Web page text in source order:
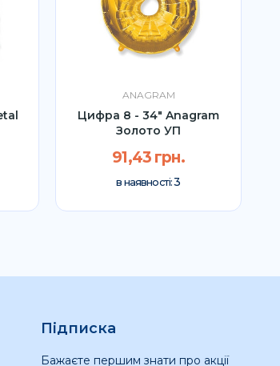
ANAGRAM
Цифра 8 - 34" Anagram
Золото УП
91,43 грн.
в наявності:3
Підписка
Бажаєте першим знати про акції